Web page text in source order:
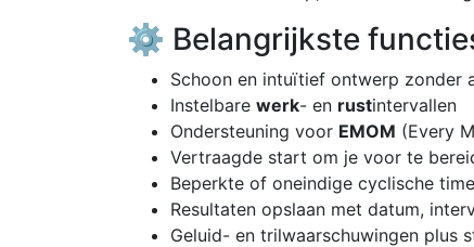
⚙️ Belangrijkste
Schoon en intuïtief ontwerp zonder
Instelbare werk- en rustintervallen
Ondersteuning voor EMOM (Every
Vertraagde start om je voor te
Beperkte of oneindige cyclische
Resultaten opslaan met datum,
Geluid- en trilwaarschuwingen plus